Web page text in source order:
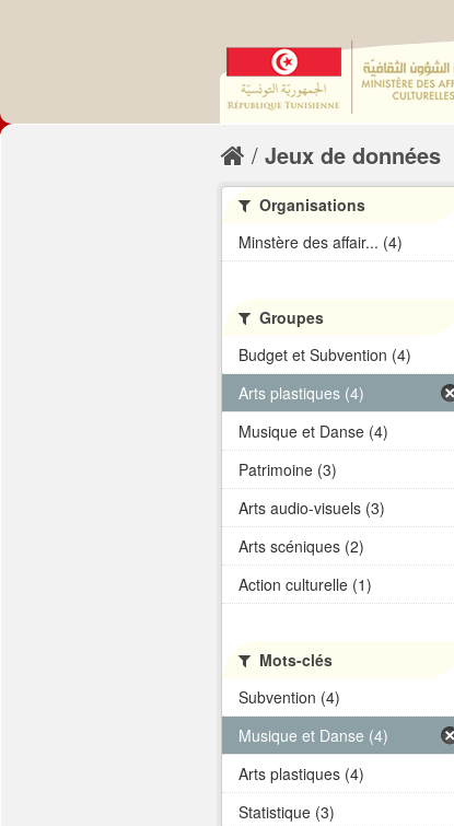
Jeux de données
Organisations
Minstère des affair... (4)
Groupes
Budget et Subvention (4)
Arts plastiques (4)
Musique et Danse (4)
Patrimoine (3)
Arts audio-visuels (3)
Arts scéniques (2)
Action culturelle (1)
Mots-clés
Subvention (4)
Musique et Danse (4)
Arts plastiques (4)
Statistique (3)